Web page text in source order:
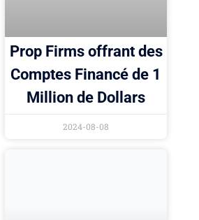
Prop Firms offrant des
Comptes Financé de 1
Million de Dollars
2024-08-08